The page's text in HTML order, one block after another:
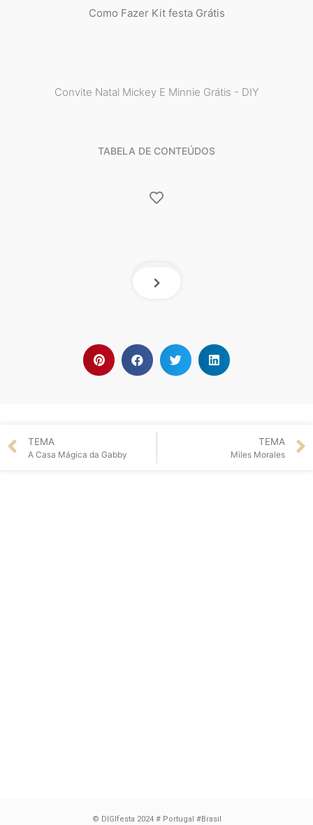
Como Fazer Kit festa Grátis
Convite Natal Mickey E Minnie Grátis - DIY
TABELA DE CONTEÚDOS
TEMA
A Casa Mágica da Gabby
TEMA
Miles Morales
© DIGIfesta 2024 # Portugal #Brasil